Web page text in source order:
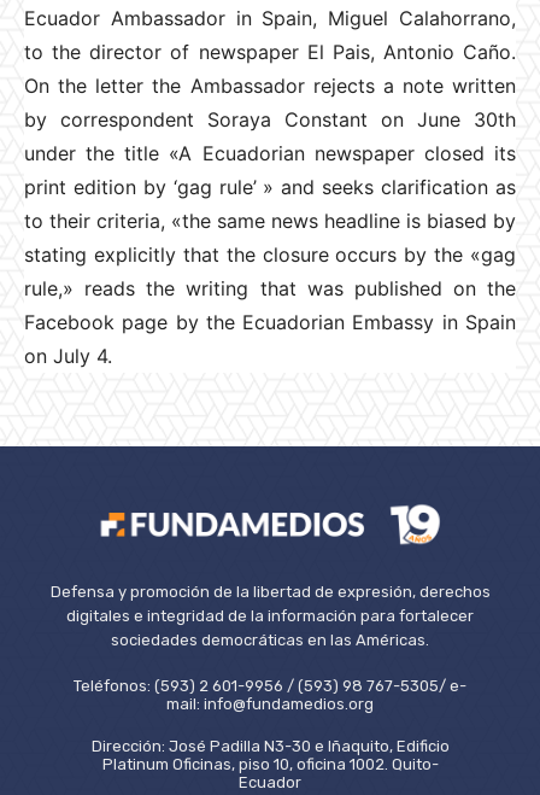
Ecuador Ambassador in Spain, Miguel Calahorrano,
to the director of newspaper El Pais, Antonio Caño.
On the letter the Ambassador rejects a note written
by correspondent Soraya Constant on June 30th
under the title «A Ecuadorian newspaper closed its
print edition by ‘gag rule’ » and seeks clarification as
to their criteria, «the same news headline is biased by
stating explicitly that the closure occurs by the «gag
rule,» reads the writing that was published on the
Facebook page by the Ecuadorian Embassy in Spain
on July 4.
Defensa y promoción de la libertad de expresión, derechos
digitales e integridad de la información para fortalecer
sociedades democráticas en las Américas.
Teléfonos: (593) 2 601-9956 / (593) 98 767-5305/ e-
mail: info@fundamedios.org
Dirección: José Padilla N3-30 e Iñaquito, Edificio
Platinum Oficinas, piso 10, oficina 1002. Quito-
Ecuador